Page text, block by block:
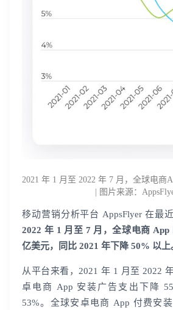
2021 年 1 月至 2022 年 7 月，全球电商
| 图片来源：
移动营销分析平台 AppsFlyer 在最
2022 年 1 月至 7 月，全球电商 App
亿美元，同比 2021 年下降 50% 以上
从平台来看，2021 年 1 月至 2022
卓电商 App 安装广告支出下降
53%。全球安卓电商 App 付费安装